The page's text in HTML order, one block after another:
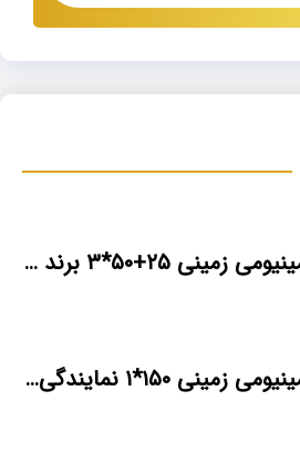
کابل آلومینیومی زمینی ۲۵+۵۰*۳ برند ماهان
کابل آلومینیومی زمینی ۱۵۰*۱ نمایندگی فروش